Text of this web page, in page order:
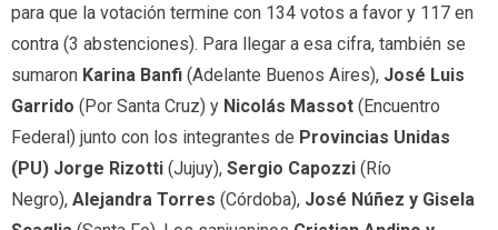
para que la votación termine con 134 votos a favor y 117 en
contra (3 abstenciones). Para llegar a esa cifra, también se
sumaron Karina Banfi (Adelante Buenos Aires), José Luis
Garrido (Por Santa Cruz) y Nicolás Massot (Encuentro
Federal) junto con los integrantes de Provincias Unidas
(PU) Jorge Rizotti (Jujuy), Sergio Capozzi (Río
Negro), Alejandra Torres (Córdoba), José Núñez y Gisela